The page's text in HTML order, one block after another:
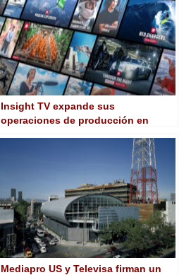
Insight TV expande sus
operaciones de producción en
Mediapro US y Televisa firman un